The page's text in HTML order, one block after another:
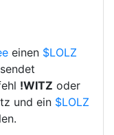
einen $LOLZ
!WITZ oder
und ein $LOLZ